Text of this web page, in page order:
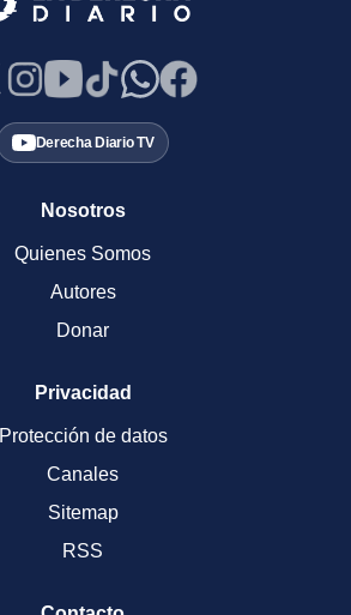
Derecha Diario TV
Nosotros
Quienes Somos
Autores
Donar
Privacidad
Protección de datos
Canales
Sitemap
RSS